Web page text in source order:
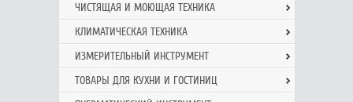
ЧИСТЯЩАЯ И МОЮЩАЯ ТЕХНИКА
КЛИМАТИЧЕСКАЯ ТЕХНИКА
ИЗМЕРИТЕЛЬНЫЙ ИНСТРУМЕНТ
ТОВАРЫ ДЛЯ КУХНИ И ГОСТИНИЦ